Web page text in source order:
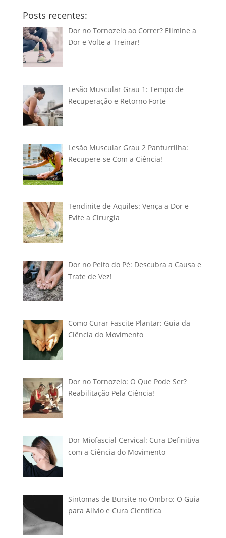
Posts recentes:
Dor no Tornozelo ao Correr? Elimine a
Dor e Volte a Treinar!
Lesão Muscular Grau 1: Tempo de
Recuperação e Retorno Forte
Lesão Muscular Grau 2 Panturrilha:
Recupere-se Com a Ciência!
Tendinite de Aquiles: Vença a Dor e
Evite a Cirurgia
Dor no Peito do Pé: Descubra a Causa e
Trate de Vez!
Como Curar Fascite Plantar: Guia da
Ciência do Movimento
Dor no Tornozelo: O Que Pode Ser?
Reabilitação Pela Ciência!
Dor Miofascial Cervical: Cura Definitiva
com a Ciência do Movimento
Sintomas de Bursite no Ombro: O Guia
para Alívio e Cura Científica